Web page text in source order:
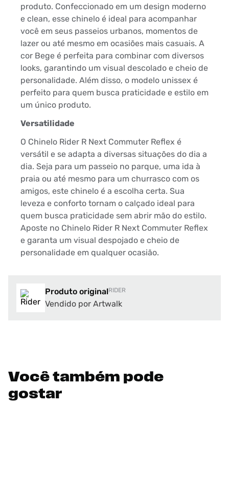
produto. Confeccionado em um design moderno
e clean, esse chinelo é ideal para acompanhar
você em seus passeios urbanos, momentos de
lazer ou até mesmo em ocasiões mais casuais. A
cor Bege é perfeita para combinar com diversos
looks, garantindo um visual descolado e cheio de
personalidade. Além disso, o modelo unissex é
perfeito para quem busca praticidade e estilo em
um único produto.
Versatilidade
O Chinelo Rider R Next Commuter Reflex é
versátil e se adapta a diversas situações do dia a
dia. Seja para um passeio no parque, uma ida à
praia ou até mesmo para um churrasco com os
amigos, este chinelo é a escolha certa. Sua
leveza e conforto tornam o calçado ideal para
quem busca praticidade sem abrir mão do estilo.
Aposte no Chinelo Rider R Next Commuter Reflex
e garanta um visual despojado e cheio de
personalidade em qualquer ocasião.
Produto originalRIDER
Vendido por Artwalk
Você também pode
gostar